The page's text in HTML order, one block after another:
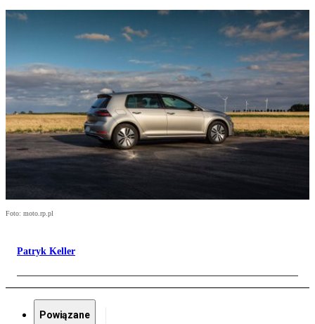
Foto: moto.rp.pl
Patryk Keller
Powiązane